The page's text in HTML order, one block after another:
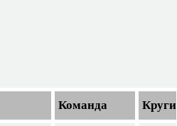
Команда Круги